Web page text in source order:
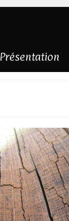
Présentation